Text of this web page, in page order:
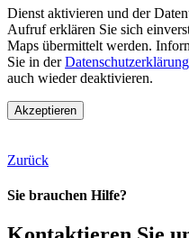
Dienst aktivieren und der
Aufruf erklären Sie sich
Maps übermittelt werden.
Sie in derDatenschutzerklärung
auch wieder deaktivieren.
Akzeptieren
Zurück
Sie brauchen Hilfe?